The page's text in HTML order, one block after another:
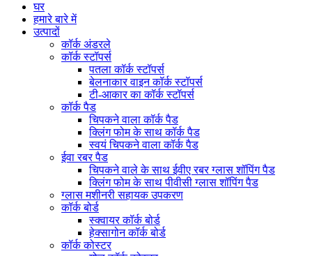
घर
हमारे बारे में
उत्पादों
कॉर्क अंडरले
कॉर्क स्टॉपर्स
पतला कॉर्क स्टॉपर्स
बेलनाकार वाइन कॉर्क स्टॉपर्स
टी-आकार का कॉर्क स्टॉपर्स
कॉर्क पैड
चिपकने वाला कॉर्क पैड
क्लिंग फोम के साथ कॉर्क पैड
स्वयं चिपकने वाला कॉर्क पैड
ईवा रबर पैड
चिपकने वाले के साथ ईवीए रबर ग्लास शॉपिंग पैड
क्लिंग फोम के साथ पीवीसी ग्लास शॉपिंग पैड
ग्लास मशीनरी सहायक उपकरण
कॉर्क बोर्ड
स्क्वायर कॉर्क बोर्ड
हेक्सागोन कॉर्क बोर्ड
कॉर्क कोस्टर